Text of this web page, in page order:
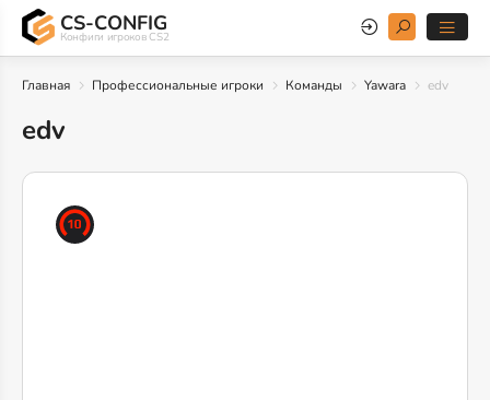
CS-CONFIG
Конфиги игроков CS2
Главная Профессиональные игроки Команды Yawara edv
edv